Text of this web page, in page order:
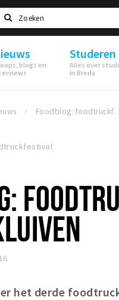
blogs en
Studeren
Alles over
in Breda
Foodblog:
het derde